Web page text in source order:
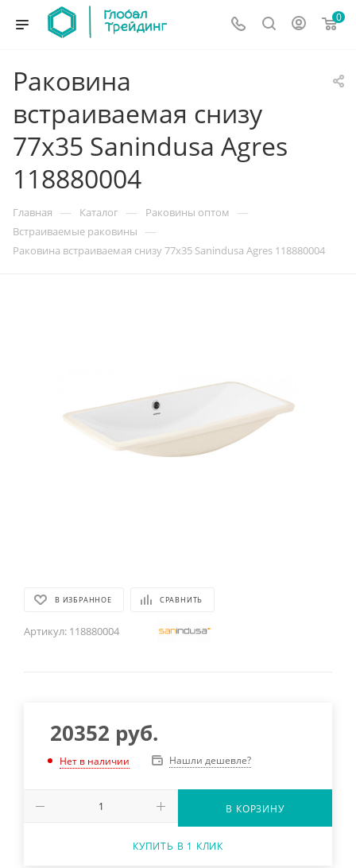
0
Раковина
встраиваемая снизу
77х35 Sanindusa Agres
118880004
Главная — Каталог — Раковины оптом —
Встраиваемые раковины —
Раковина встраиваемая снизу 77х35 Sanindusa Agres 118880004
В ИЗБРАННОЕ СРАВНИТЬ
Артикул: 118880004
20352 руб.
Нет в наличии Нашли дешевле?
В КОРЗИНУ
КУПИТЬ В 1 КЛИК